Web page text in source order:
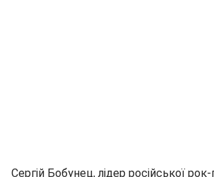
Сергій Бобунец, лідер російської